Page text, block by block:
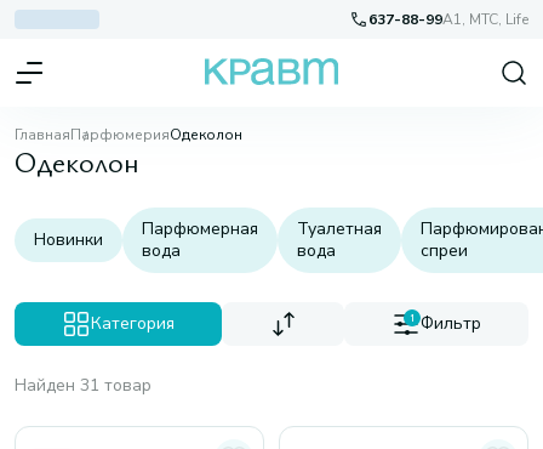
637-88-99A1, МТС, Life
ГлавнаяПарфюмерияОдеколон
Одеколон
Новинки
Парфюмерная
вода
Туалетная
вода
спреи
Категория 1 Фильтр
Найден 31 товар